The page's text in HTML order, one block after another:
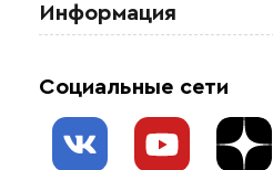
Регулирующая аппаратура
Системы защиты от протечки
Обогрев резервуаров
Обогрев трубопроводов
Информация
Блог
Социальные сети